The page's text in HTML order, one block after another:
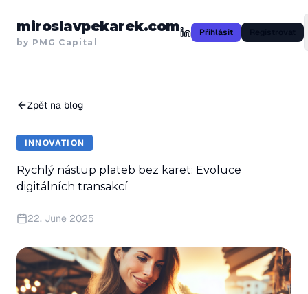
miroslavpekarek.com
by PMG Capital
Přihlásit
Zpět na blog
INNOVATION
Rychlý nástup plateb bez karet: Evoluce
digitálních transakcí
22. June 2025